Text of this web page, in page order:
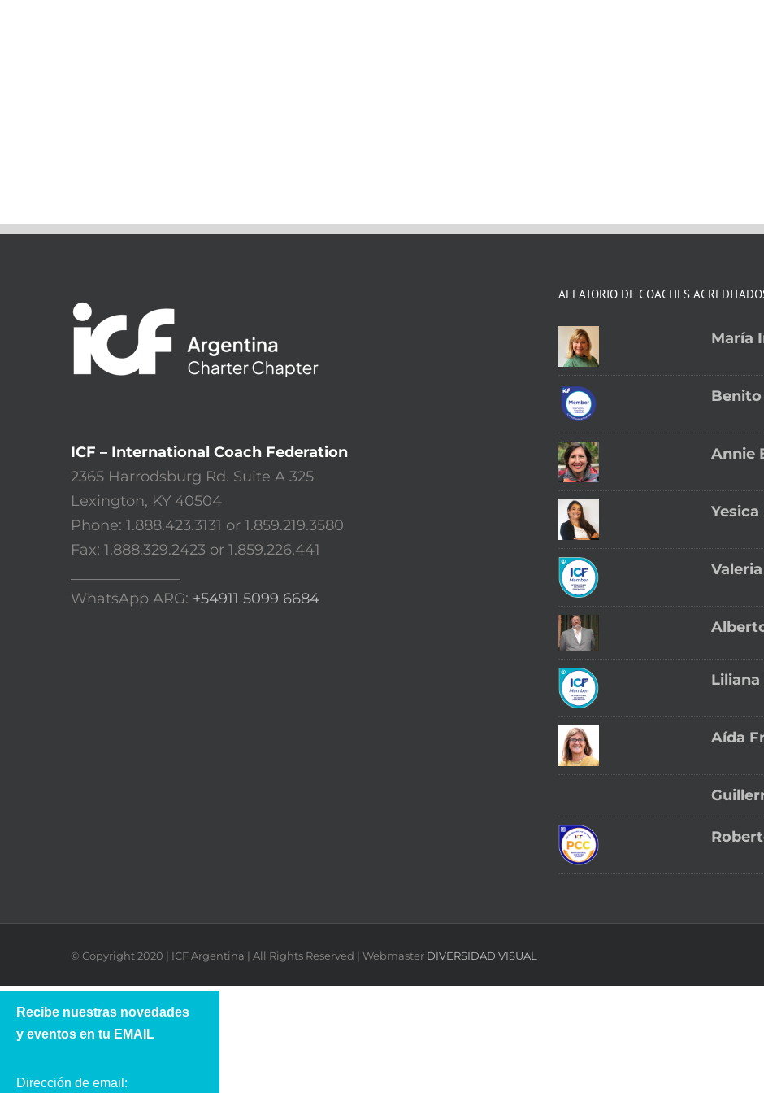
ICF – International Coach Federation
2365 Harrodsburg Rd. Suite A 325
Lexington, KY 40504
Phone: 1.888.423.3131 or 1.859.219.3580
Fax: 1.888.329.2423 or 1.859.226.441
WhatsApp ARG: +54911 5099 6684
ALEATORIO DE COACHES
María
Annie
Liliana
Aída
© Copyright 2020 | ICF Argentina | All Rights Reserved | Webmaster DIVERSIDAD VISUAL
Recibe nuestras novedades
y eventos en tu EMAIL
Dirección de email: